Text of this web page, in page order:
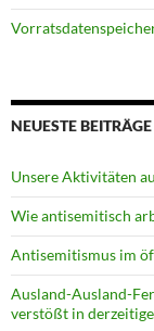
NEUESTE BEITRÄGE
Unsere Aktivitäten
Wie antisemitisch
Antisemitismus im
Ausland-Ausland-
verstößt in